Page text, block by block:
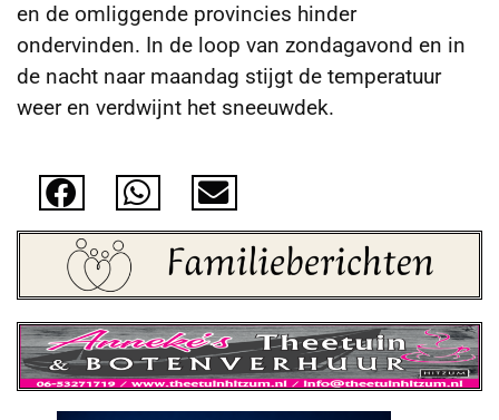
en de omliggende provincies hinder
ondervinden. In de loop van zondagavond en in
de nacht naar maandag stijgt de temperatuur
weer en verdwijnt het sneeuwdek.